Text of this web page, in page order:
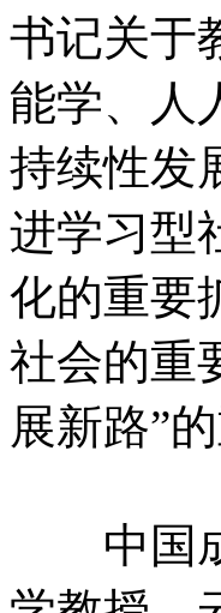
书记关于
能学、人
持续性发
进学习型
化的重要
社会的重
展新路”
中国成